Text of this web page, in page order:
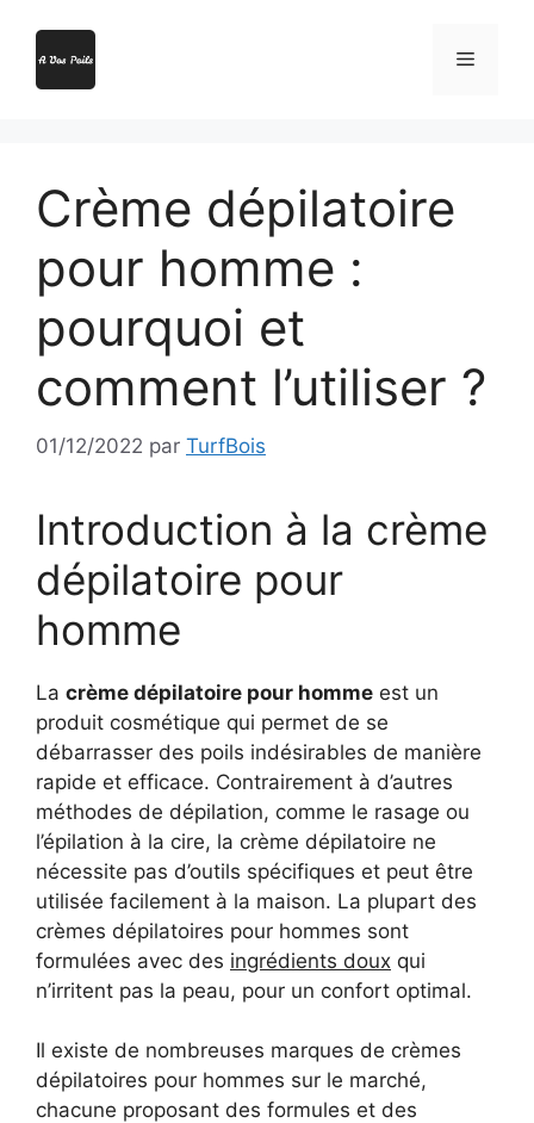
Menu
Crème dépilatoire
pour homme :
pourquoi et
comment l’utiliser ?
01/12/2022 par TurfBois
Introduction à la crème
dépilatoire pour
homme
La crème dépilatoire pour homme est un
produit cosmétique qui permet de se
débarrasser des poils indésirables de manière
rapide et efficace. Contrairement à d’autres
méthodes de dépilation, comme le rasage ou
l’épilation à la cire, la crème dépilatoire ne
nécessite pas d’outils spécifiques et peut être
utilisée facilement à la maison. La plupart des
crèmes dépilatoires pour hommes sont
formulées avec des ingrédients doux qui
n’irritent pas la peau, pour un confort optimal.
Il existe de nombreuses marques de crèmes
dépilatoires pour hommes sur le marché,
chacune proposant des formules et des